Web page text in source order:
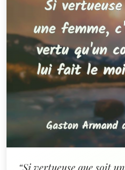
“Si vertueuse que soit